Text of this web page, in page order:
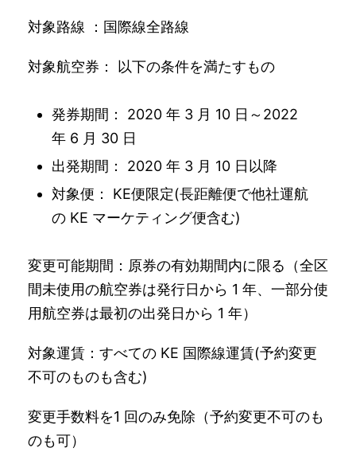
対象路線 ：国際線全路線
対象航空券： 以下の条件を満たすもの
発券期間： 2020 年 3 月 10 日～2022
年 6 月 30 日
出発期間： 2020 年 3 月 10 日以降
対象便： KE便限定(長距離便で他社運航
の KE マーケティング便含む)
変更可能期間：原券の有効期間内に限る（全区
間未使用の航空券は発行日から 1 年、一部分使
用航空券は最初の出発日から 1 年）
対象運賃：すべての KE 国際線運賃(予約変更
不可のものも含む)
変更手数料を1 回のみ免除（予約変更不可のも
のも可）